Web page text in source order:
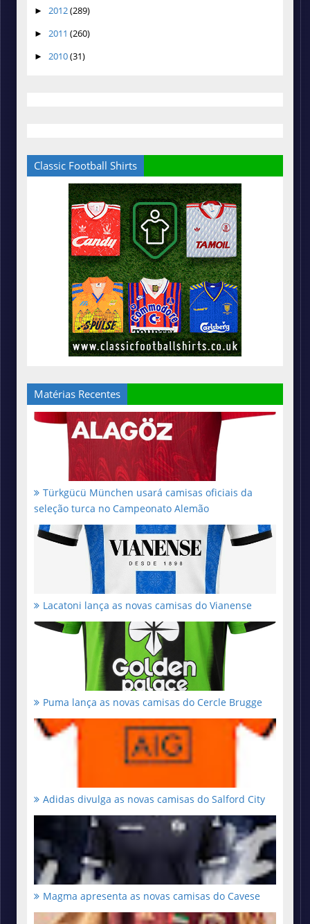
► 2012(289)
► 2011 (260)
► 2010(31)
Classic Football Shirts
Matérias Recentes
Türkgücü München usará camisas oficiais da
seleção turca no Campeonato Alemão
Lacatoni lança as novas camisas do Vianense
Puma lança as novas camisas do Cercle Brugge
Adidas divulga as novas camisas do Salford City
Magma apresenta as novas camisas do Cavese